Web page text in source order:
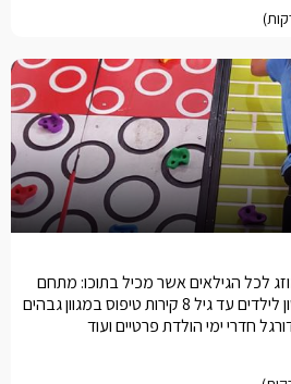
לכל הגילאים אשר מכיל בתוכו: מתחם
טרמפולינות משחקיית פעלטון לילדים עד גיל 8 קירות טיפוס במגוון גבהים
חדרי ימי הולדת פרטיים ועוד